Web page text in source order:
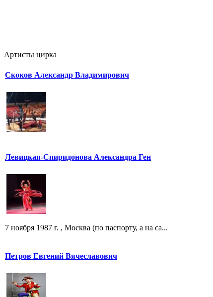
Артисты цирка
Скоков Александр Владимирович
Левицкая-Спиридонова Александра Ген
7 ноября 1987 г. , Москва (по паспорту, а на са...
Петров Евгений Вячеславович